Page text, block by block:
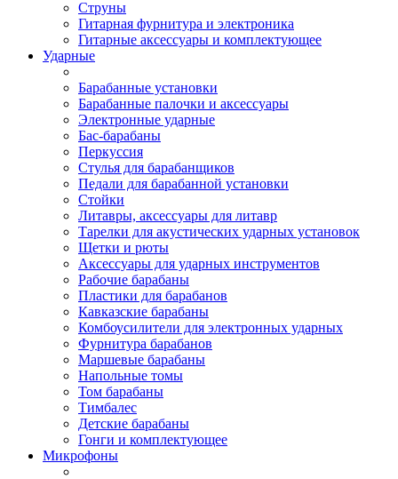
Струны
Гитарная фурнитура и электроника
Гитарные аксессуары и комплектующее
Ударные
Барабанные установки
Барабанные палочки и аксессуары
Электронные ударные
Бас-барабаны
Перкуссия
Стулья для барабанщиков
Педали для барабанной установки
Стойки
Литавры, аксессуары для литавр
Тарелки для акустических ударных установок
Щетки и рюты
Аксессуары для ударных инструментов
Рабочие барабаны
Пластики для барабанов
Кавказские барабаны
Комбоусилители для электронных ударных
Фурнитура барабанов
Маршевые барабаны
Напольные томы
Том барабаны
Тимбалес
Детские барабаны
Гонги и комплектующее
Микрофоны